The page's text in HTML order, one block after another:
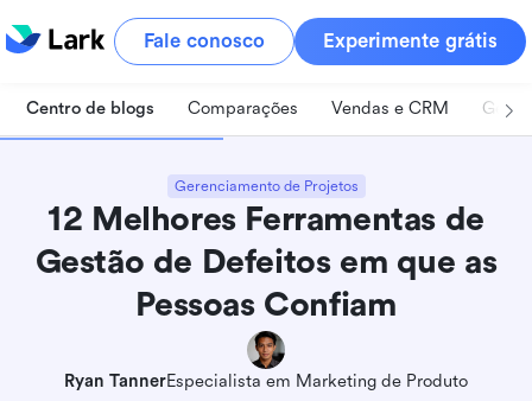
Fale conosco Experimente grátis
Centro de blogs Comparações Vendas e CRM
Gerenciamento de Projetos
12 Melhores Ferramentas de
Gestão de Defeitos em que as
Pessoas Confiam
Ryan TannerEspecialista em Marketing de Produto